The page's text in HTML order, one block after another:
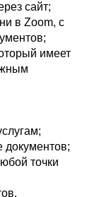
сайт;
в Zoom, с
имеет
точки